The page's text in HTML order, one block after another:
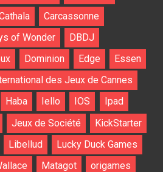
Carcassonne
of Wonder
DBDJ
Dominion Edge
Essen
des Jeux de Cannes
Haba Iello IOS
Ipad
Jeux de Société
KickStarter
Libellud
Lucky Duck Games
Matagot
origames